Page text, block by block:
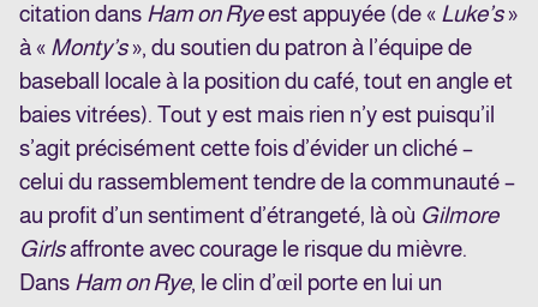
citation dans Ham on Ryeest appuyée (de « Luke’s»
à « Monty’s», du soutien du patron à l’équipe de
baseball locale à la position du café, tout en angle et
baies vitrées). Tout y est mais rien n’y est puisqu’il
s’agit précisément cette fois d’évider un cliché –
celui du rassemblement tendre de la communauté –
au profit d’un sentiment d’étrangeté, là où Gilmore
Girlsaffronte avec courage le risque du mièvre.
Dans Ham on Rye, le clin d’œil porte en lui un